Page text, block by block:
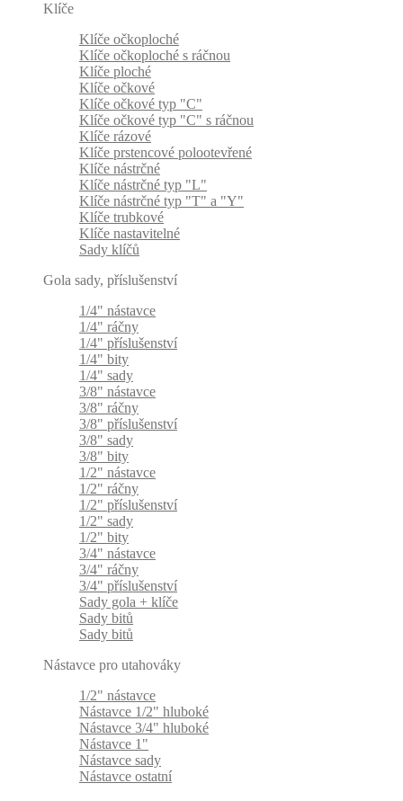
Klíče
Klíče očkoploché
Klíče očkoploché s ráčnou
Klíče ploché
Klíče očkové
Klíče očkové typ "C"
Klíče očkové typ "C" s ráčnou
Klíče rázové
Klíče prstencové polootevřené
Klíče nástrčné
Klíče nástrčné typ "L"
Klíče nástrčné typ "T" a "Y"
Klíče trubkové
Klíče nastavitelné
Sady klíčů
Gola sady, příslušenství
1/4" nástavce
1/4" ráčny
1/4" příslušenství
1/4" bity
1/4" sady
3/8" nástavce
3/8" ráčny
3/8" příslušenství
3/8" sady
3/8" bity
1/2" nástavce
1/2" ráčny
1/2" příslušenství
1/2" sady
1/2" bity
3/4" nástavce
3/4" ráčny
3/4" příslušenství
Sady gola + klíče
Sady bitů
Sady bitů
Nástavce pro utahováky
1/2" nástavce
Nástavce 1/2" hluboké
Nástavce 3/4" hluboké
Nástavce 1"
Nástavce sady
Nástavce ostatní